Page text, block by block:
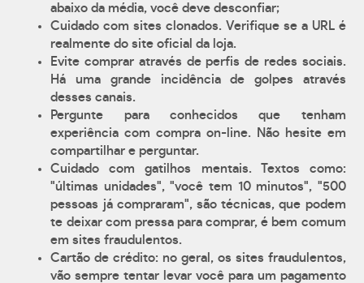
abaixo da média, você deve desconfiar;
Cuidado com sites clonados. Verifique se a URL é
realmente do site oficial da loja.
Evite comprar através de perfis de redes sociais.
Há uma grande incidência de golpes através
desses canais.
Pergunte para conhecidos que tenham
experiência com compra on-line. Não hesite em
compartilhar e perguntar.
Cuidado com gatilhos mentais. Textos como:
"últimas unidades", "você tem 10 minutos", "500
pessoas já compraram", são técnicas, que podem
te deixar com pressa para comprar, é bem comum
em sites fraudulentos.
Cartão de crédito: no geral, os sites fraudulentos,
vão sempre tentar levar você para um pagamento